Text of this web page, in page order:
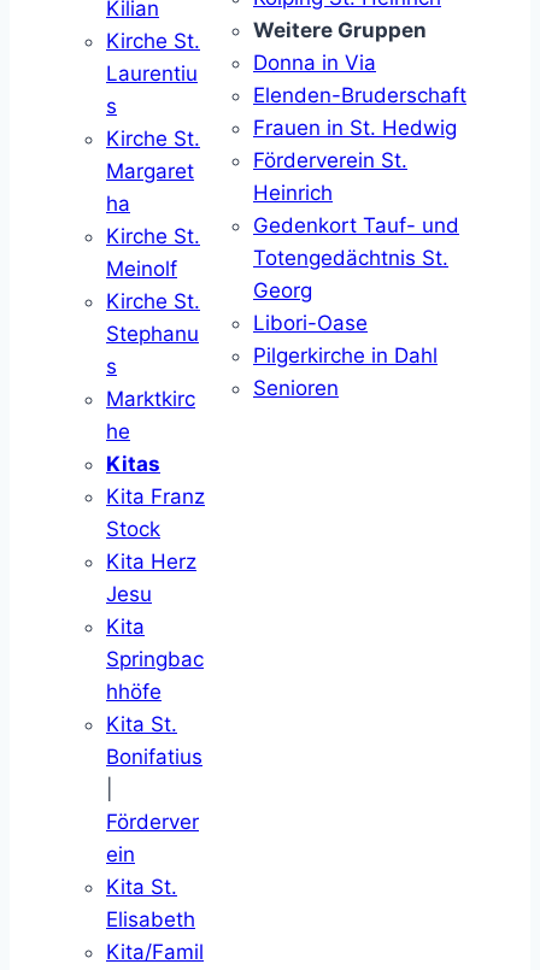
Kilian
Kirche St.
Laurentiu
s
Kirche St.
Margaret
ha
Kirche St.
Meinolf
Kirche St.
Stephanu
s
Marktkirc
he
Kitas
Kita Franz
Stock
Kita Herz
Jesu
Kita
Springbac
hhöfe
Kita St.
Bonifatius
Förderver
ein
Kita St.
Elisabeth
Kita/Famil
Weitere Gruppen
Donna in Via
Elenden-Bruderschaft
Frauen in St. Hedwig
Förderverein St.
Heinrich
Gedenkort Tauf- und
Totengedächtnis St.
Georg
Libori-Oase
Pilgerkirche in Dahl
Senioren